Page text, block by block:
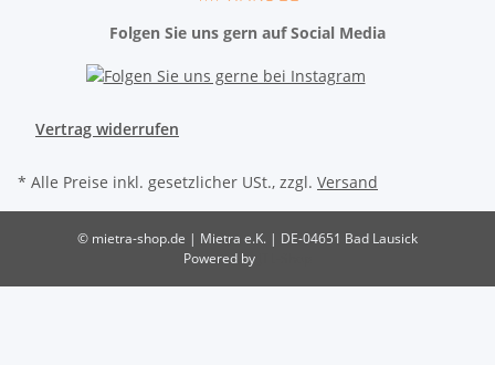
Folgen Sie uns gern auf Social Media
Vertrag widerrufen
* Alle Preise inkl. gesetzlicher USt., zzgl. Versand
© mietra-shop.de | Mietra e.K. | DE-04651 Bad Lausick
Powered by